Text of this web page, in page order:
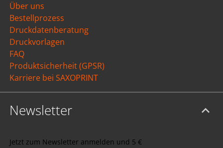
Über uns
Bestellprozess
Druckdatenberatung
Druckvorlagen
FAQ
Produktsicherheit (GPSR)
Karriere bei SAXOPRINT
Newsletter
Jetzt zum Newsletter anmelden und 5 €